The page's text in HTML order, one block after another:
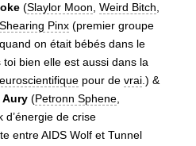
(Slaylor Moon Weird Bitch
Shearing Pinx (premier groupe
on était bébés dans le
bien elle est aussi dans la
pour de vrai .) &
Aury (Petronn Sphene
d’énergie de crise
entre AIDS Wolf et Tunnel